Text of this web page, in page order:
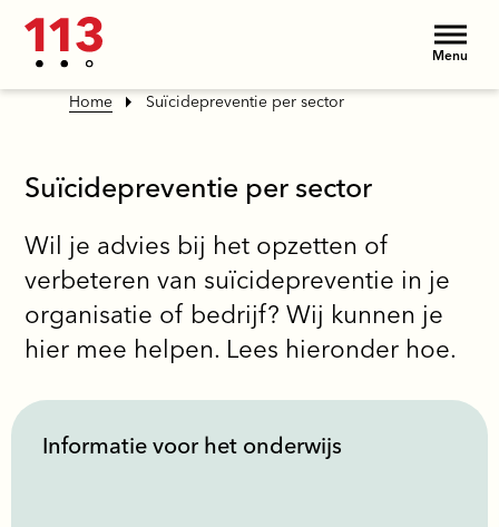
Menu
Home Suïcidepreventie per sector
Suïcidepreventie per sector
Wil je advies bij het opzetten of
verbeteren van suïcidepreventie in je
organisatie of bedrijf? Wij kunnen je
hier mee helpen. Lees hieronder hoe.
Informatie voor het onderwijs